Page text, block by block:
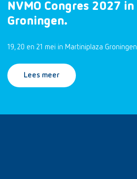
NVMO Congres 2027 in
Groningen.
19, 20 en 21 mei in Martiniplaza Groningen
Lees meer